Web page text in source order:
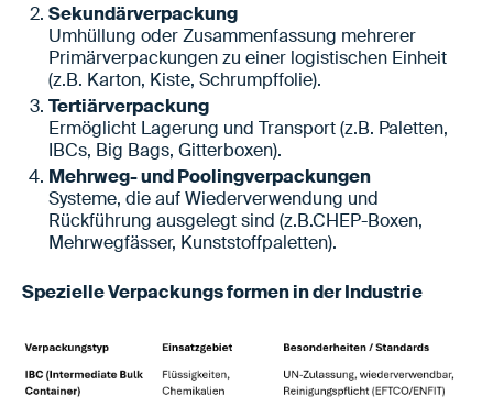
Sekundärverpackung
Umhüllung oder Zusammenfassung mehrerer
Primärverpackungen zu einer logistischen Einheit
(z.B. Karton, Kiste, Schrumpffolie).
Tertiärverpackung
Ermöglicht Lagerung und Transport (z.B. Paletten,
IBCs, Big Bags, Gitterboxen).
Mehrweg- und Poolingverpackungen
Systeme, die auf Wiederverwendung und
Rückführung ausgelegt sind (z.B.CHEP-Boxen,
Mehrwegfässer, Kunststoffpaletten).
Spezielle Verpackungs formen in der Industrie